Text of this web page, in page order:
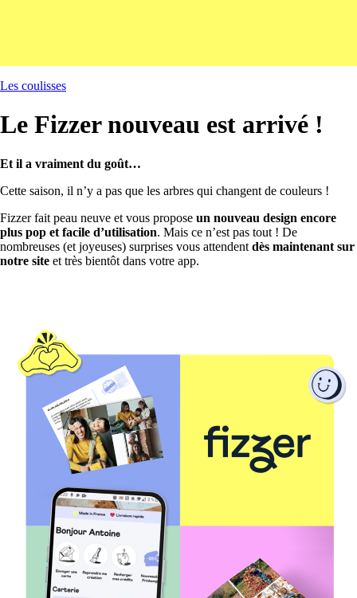
Les coulisses
Le Fizzer nouveau est arrivé !
Et il a vraiment du goût…
Cette saison, il n’y a pas que les arbres qui changent de couleurs !
Fizzer fait peau neuve et vous propose un nouveau design encore
plus pop et facile d’utilisation. Mais ce n’est pas tout ! De
nombreuses (et joyeuses) surprises vous attendent dès maintenant sur
notre site et très bientôt dans votre app.